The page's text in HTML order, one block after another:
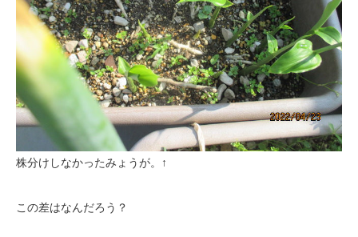
株分けしなかったみょうが。↑
この差はなんだろう？